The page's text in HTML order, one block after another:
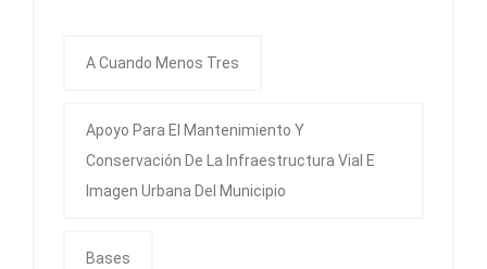
A Cuando Menos Tres
Apoyo Para El Mantenimiento Y
Conservación De La Infraestructura Vial E
Imagen Urbana Del Municipio
Bases